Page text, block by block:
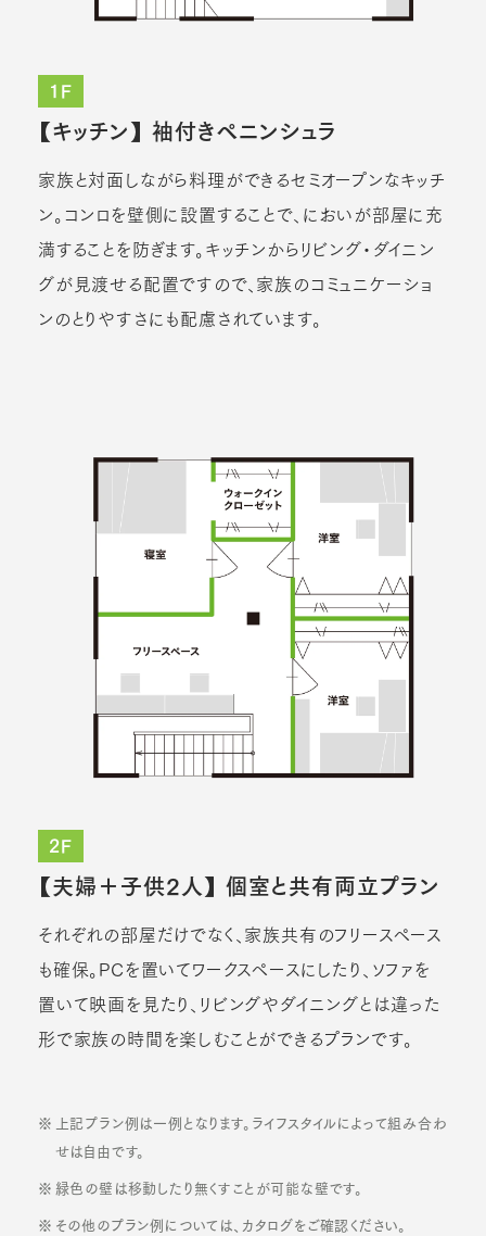
1F
【キッチン】 袖付きペニンシュラ
家族と対面しながら料理ができるセミオープンなキッチ
ン。コンロを壁側に設置することで、においが部屋に充
満することを防ぎます。キッチンからリビング・ダイニン
グが見渡せる配置ですので、家族のコミュニケーショ
ンのとりやすさにも配慮されています。
2F
【夫婦＋子供2人】 個室と共有両立プラン
それぞれの部屋だけでなく、家族共有のフリースペース
も確保。PCを置いてワークスペースにしたり、ソファを
置いて映画を見たり、リビングやダイニングとは違った
形で家族の時間を楽しむことができるプランです。
上記プラン例は一例となります。ライフスタイルによって組み合わ
せは自由です。
緑色の壁は移動したり無くすことが可能な壁です。
その他のプラン例については、カタログをご確認ください。